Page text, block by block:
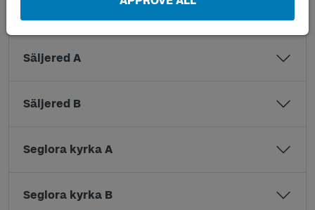
Säljered A
Säljered B
Seglora kyrka A
Seglora kyrka B